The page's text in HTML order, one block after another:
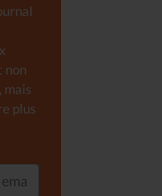
non
mais
plus